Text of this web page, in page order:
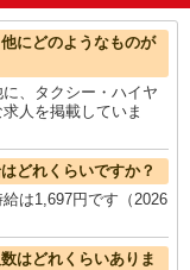
にどのようなものが
、タクシー・ハイヤ
人を掲載していま
どれくらいですか？
は1,697円です（2026
はどれくらいありま